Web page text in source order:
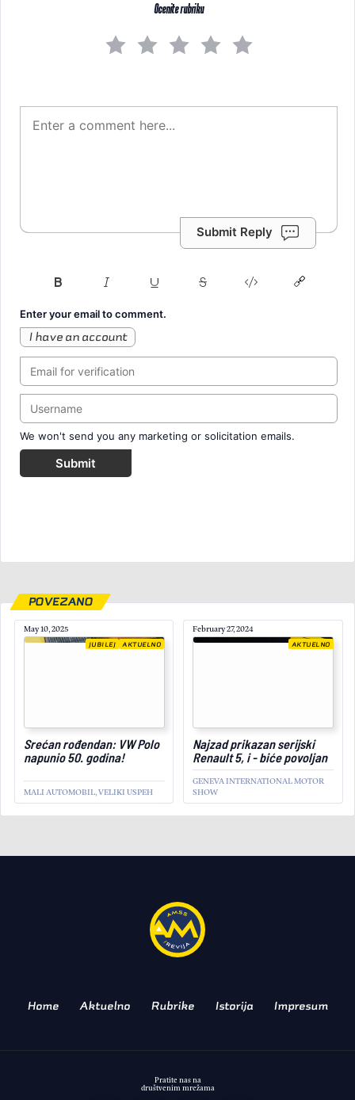
Ocenite rubriku
Submit Reply
Enter your email to comment.
I have an account
We won't send you any marketing or solicitation emails.
Submit
POVEZANO
May 10, 2025
Srećan rođendan: VW Polo
napunio 50. godina!
MALI AUTOMOBIL, VELIKI USPEH
JUBILEJ AKTUELNO
February 27, 2024
Najzad prikazan serijski
Renault 5, i - biće povoljan
GENEVA INTERNATIONAL MOTOR
SHOW
AKTUELNO
Home Aktuelno Rubrike Istorija Impresum
Pratite nas na
društvenim mrežama